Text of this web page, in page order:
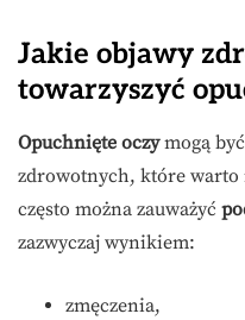
Jakie objawy
towarzyszyć
Opuchnięte oczymogą
zdrowotnych, które warto
często można zauważyć
zazwyczaj wynikiem:
zmęczenia,